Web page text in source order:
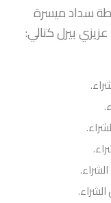
سداد ميسرة
بيرل كتالي: